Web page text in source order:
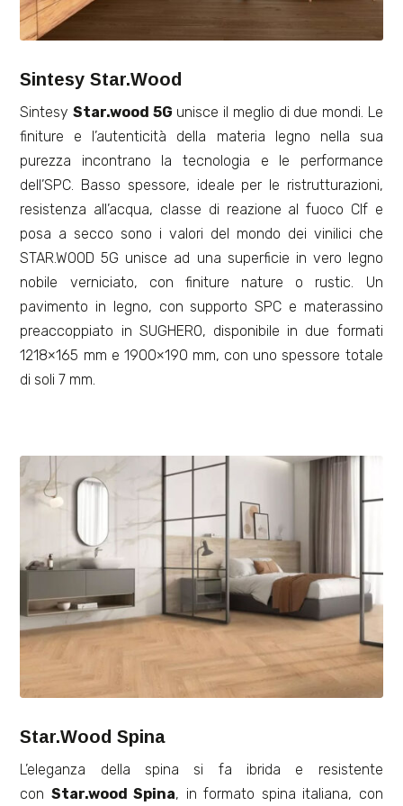
Sintesy Star.Wood
SintesyStar.wood 5G unisce il meglio di due mondi. Le
finiture e l’autenticità della materia legno nella sua
purezza incontrano la tecnologia e le performance
dell’SPC. Basso spessore, ideale per le ristrutturazioni,
resistenza all’acqua, classe di reazione al fuoco Clf e
posa a secco sono i valori del mondo dei vinilici che
STAR.WOOD 5G unisce ad una superficie in vero legno
nobile verniciato, con finiture nature o rustic. Un
pavimento in legno, con supporto SPC e materassino
preaccoppiato in SUGHERO, disponibile in due formati
1218×165 mm e 1900×190 mm, con uno spessore totale
di soli 7 mm.
Star.Wood Spina
L’eleganza della spina si fa ibrida e resistente
con Star.wood Spina, in formato spina italiana, con